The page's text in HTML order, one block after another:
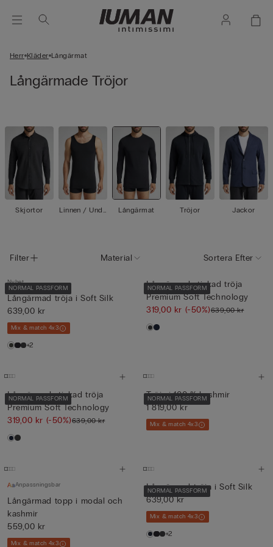
Herr Kläder Långärmat
Långärmade Tröjor
Skjortor
Linnen / Unde
Långärmat Tröjor Jackor
Filter Material Sortera Efter
NORMAL PASSFORM
Nyhet
Långärmad tröja i Soft Silk
639,00 kr
Mix & match 4x3
+2
NORMAL PASSFORM
Långärmad stickad tröja
Premium Soft Technology
319,00 kr (-50%)639,00 kr
NORMAL PASSFORM
Långärmad stickad tröja
Premium Soft Technology
319,00 kr (-50%)639,00 kr
NORMAL PASSFORM
Tröja i 100 % kashmir
1 819,00 kr
Mix & match 4x3
Anpassningsbar
Långärmad topp i modal och
kashmir
559,00 kr
Mix & match 4x3
NORMAL PASSFORM
Långärmad tröja i Soft Silk
639,00 kr
Mix & match 4x3
+2